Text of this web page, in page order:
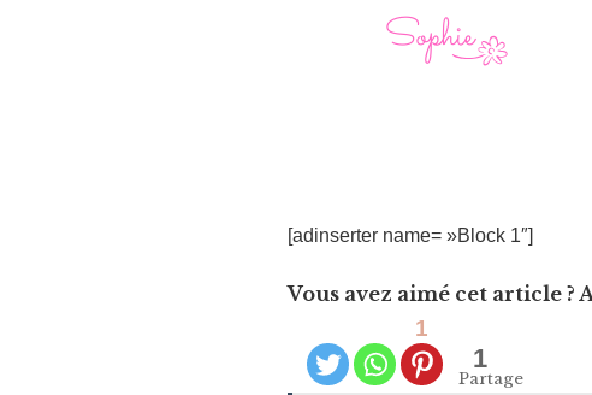
[adinserter name= »Block 1″]
Vous avez aimé cet article ?
1
1
Partage